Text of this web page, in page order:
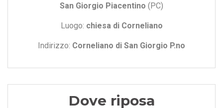
San Giorgio Piacentino (PC)
Luogo: chiesa di Corneliano
Indirizzo: Corneliano di San Giorgio P.no
Dove riposa